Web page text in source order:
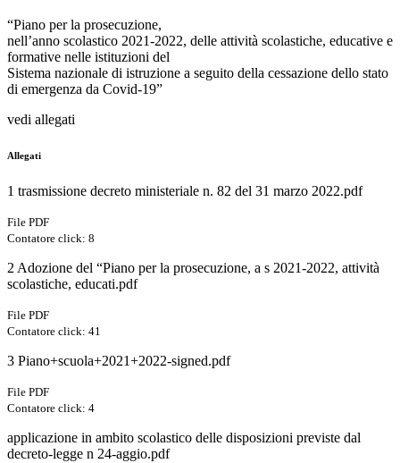
“Piano per la prosecuzione,
nell’anno scolastico 2021-2022, delle attività scolastiche, educative e
formative nelle istituzioni del
Sistema nazionale di istruzione a seguito della cessazione dello stato
di emergenza da Covid-19”
vedi allegati
Allegati
1 trasmissione decreto ministeriale n. 82 del 31 marzo 2022.pdf
File PDF
Contatore click: 8
2 Adozione del “Piano per la prosecuzione, a s 2021-2022, attività
scolastiche, educati.pdf
File PDF
Contatore click: 41
3 Piano+scuola+2021+2022-signed.pdf
File PDF
Contatore click: 4
applicazione in ambito scolastico delle disposizioni previste dal
decreto-legge n 24-aggio.pdf